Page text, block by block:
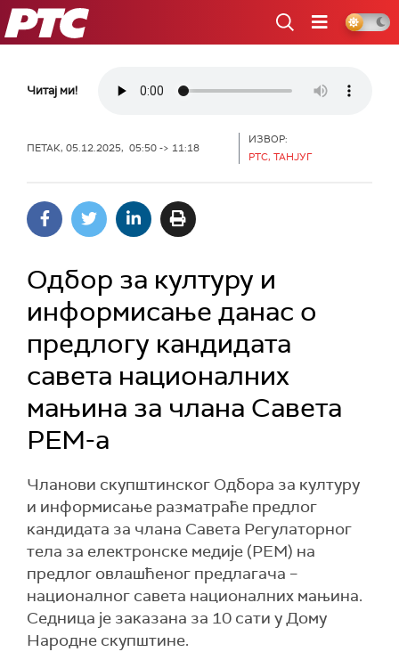
РТС
Читај ми!
ПЕТАК, 05.12.2025, 05:50 -> 11:18
ИЗВОР:
РТС, ТАНЈУГ
Одбор за културу и
информисање данас о
предлогу кандидата
савета националних
мањина за члана Савета
РЕМ-а
Чланови скупштинског Одбора за културу
и информисање разматраће предлог
кандидата за члана Савета Регулаторног
тела за електронске медије (РЕМ) на
предлог овлашћеног предлагача –
националног савета националних мањина.
Седница је заказана за 10 сати у Дому
Народне скупштине.